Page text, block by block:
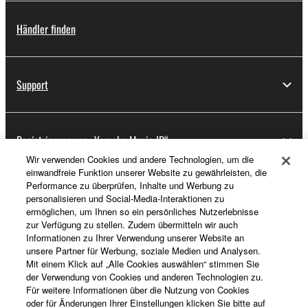
Händler finden
Support
Registrierung von „Yamaha Music ID“
Über Yamaha
Österreich - German
Business
Wir verwenden Cookies und andere Technologien, um die
einwandfreie Funktion unserer Website zu gewährleisten, die
Performance zu überprüfen, Inhalte und Werbung zu
personalisieren und Social-Media-Interaktionen zu
ermöglichen, um Ihnen so ein persönliches Nutzerlebnisse
zur Verfügung zu stellen. Zudem übermitteln wir auch
Informationen zu Ihrer Verwendung unserer Website an
unsere Partner für Werbung, soziale Medien und Analysen.
Mit einem Klick auf „Alle Cookies auswählen“ stimmen Sie
der Verwendung von Cookies und anderen Technologien zu.
Für weitere Informationen über die Nutzung von Cookies
oder für Änderungen Ihrer Einstellungen klicken Sie bitte auf